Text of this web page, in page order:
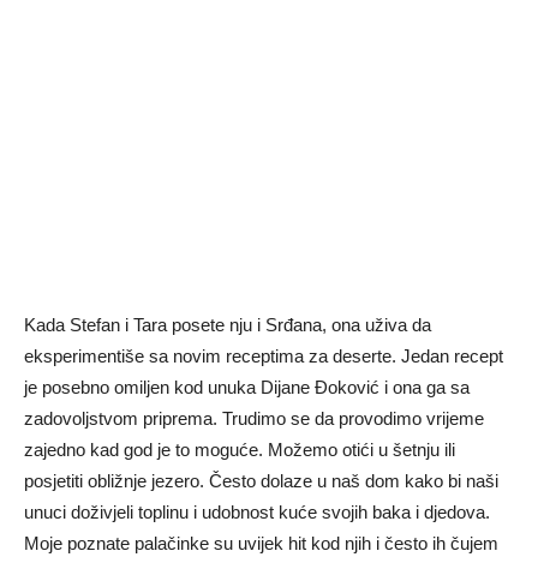
Kada Stefan i Tara posete nju i Srđana, ona uživa da
eksperimentiše sa novim receptima za deserte. Jedan recept
je posebno omiljen kod unuka Dijane Đoković i ona ga sa
zadovoljstvom priprema. Trudimo se da provodimo vrijeme
zajedno kad god je to moguće. Možemo otići u šetnju ili
posjetiti obližnje jezero. Često dolaze u naš dom kako bi naši
unuci doživjeli toplinu i udobnost kuće svojih baka i djedova.
Moje poznate palačinke su uvijek hit kod njih i često ih čujem